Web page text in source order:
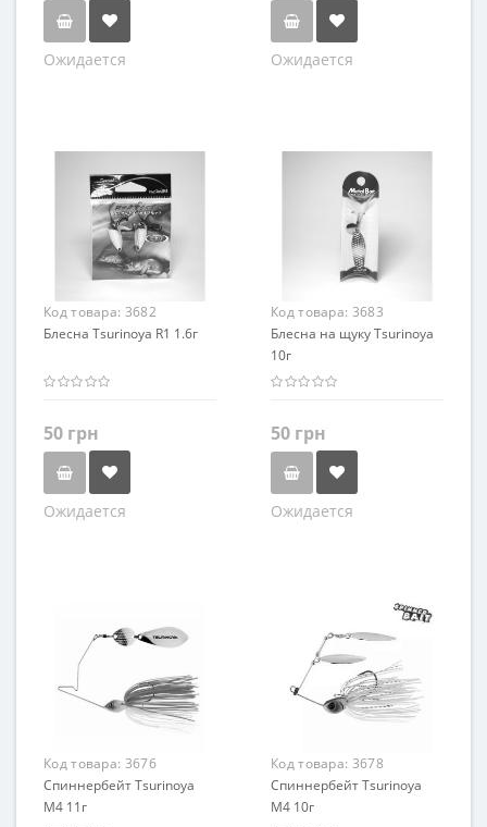
Ожидается Ожидается
Код товара: 3682
Блесна Tsurinoya R1 1.6г
50 грн
Ожидается
Код товара: 3683
Блесна на щуку Tsurinoya
10г
50 грн
Ожидается
Код товара: 3676
Спиннербейт Tsurinoya
M4 11г
Код товара: 3678
Спиннербейт Tsurinoya
M4 10г